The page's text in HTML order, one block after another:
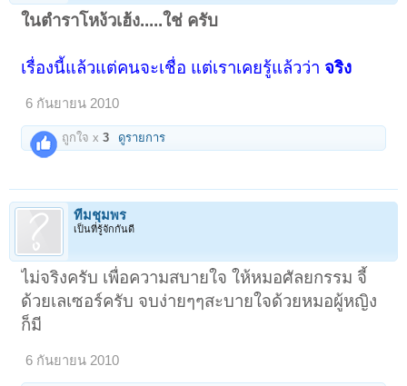
ในตำราโหง้วเฮ้ง.....ใช่ ครับ
เรื่องนี้แล้วแต่คนจะเชื่อ แต่เราเคยรู้แล้วว่า จริง
6 กันยายน 2010
ถูกใจ x3 ดูรายการ
ทีมชุมพร
เป็นที่รู้จักกันดี
ไม่จริงครับ เพื่อความสบายใจ ให้หมอศัลยกรรม จี้
ด้วยเลเซอร์ครับ จบง่ายๆๆสะบายใจด้วยหมอผู้หญิง
ก็มี
6 กันยายน 2010